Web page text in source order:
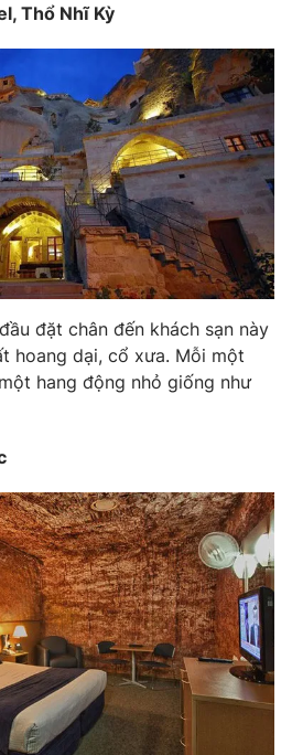
Tấm lòng Việt
Vươn mình bằng AI
VTV8
English
hình Việt Nam
VTV
và báo điện tử số 483/GP-BTTTT
Thị Mỹ Hạnh, Phạm Quốc Thắng,
931 - 024.38 355 932
Thổ Nhĩ Kỳ
đặt chân đến khách sạn này
hoang dại, cổ xưa. Mỗi một
hang động nhỏ giống như